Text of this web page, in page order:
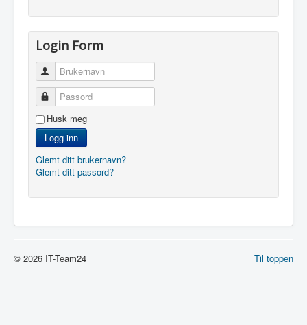
Login Form
Brukernavn
Passord
Husk meg
Logg inn
Glemt ditt brukernavn?
Glemt ditt passord?
Til toppen
© 2026 IT-Team24